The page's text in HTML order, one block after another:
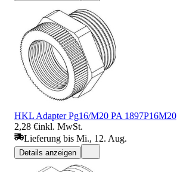
HKL Adapter Pg16/M20 PA 1897P16M20
2,28 €inkl. MwSt.
Lieferung bis Mi., 12. Aug.
Details anzeigen